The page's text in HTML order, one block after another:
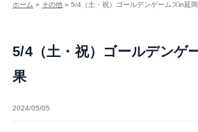
ホーム » その他» 5/4（土・祝）ゴールデンゲームズin延
5/4（土・祝）ゴールデンゲ
果
2024/05/05